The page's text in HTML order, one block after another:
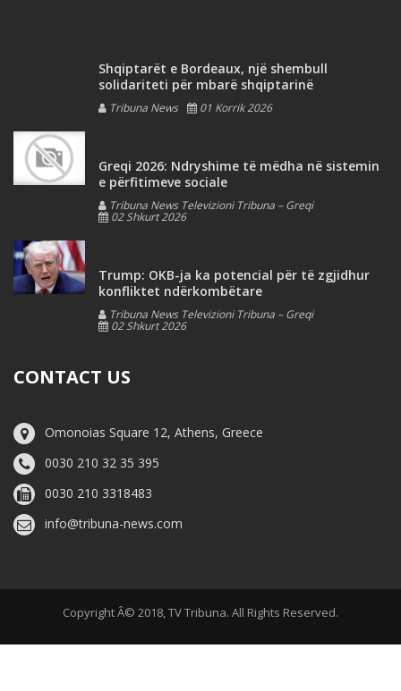
Shqiptarët e Bordeaux, një shembull
solidariteti për mbarë shqiptarinë
Tribuna News 01 Korrik 2026
Greqi 2026: Ndryshime të mëdha në sistemin
e përfitimeve sociale
Tribuna News Televizioni Tribuna – Greqi
02 Shkurt 2026
Trump: OKB-ja ka potencial për të zgjidhur
konfliktet ndërkombëtare
Tribuna News Televizioni Tribuna – Greqi
02 Shkurt 2026
CONTACT US
Omonoias Square 12, Athens, Greece
0030 210 32 35 395
0030 210 3318483
info@tribuna-news.com
Copyright Â© 2018, TV Tribuna. All Rights Reserved.